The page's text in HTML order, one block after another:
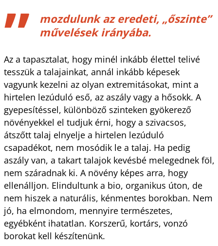
mozdulunk az eredeti, „őszinte”
művelések irányába.
Az a tapasztalat, hogy minél inkább élettel telivé
tesszük a talajainkat, annál inkább képesek
vagyunk kezelni az olyan extremitásokat, mint a
hirtelen lezúduló eső, az aszály vagy a hősokk. A
gyepesítéssel, különböző szinteken gyökerező
növényekkel el tudjuk érni, hogy a szivacsos,
átszőtt talaj elnyelje a hirtelen lezúduló
csapadékot, nem mosódik le a talaj. Ha pedig
aszály van, a takart talajok kevésbé melegednek föl,
nem száradnak ki. A növény képes arra, hogy
ellenálljon. Elindultunk a bio, organikus úton, de
nem hiszek a naturális, kénmentes borokban. Nem
jó, ha elmondom, mennyire természetes,
egyébként ihatatlan. Korszerű, kortárs, vonzó
borokat kell készítenünk.